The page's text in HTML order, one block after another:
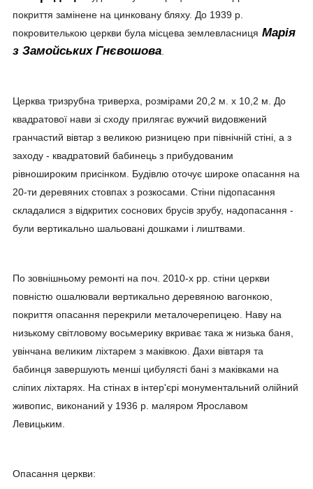
покриття замінене на цинковану бляху. До 1939 р.
покровителькою церкви була місцева землевласниця Марія
з Замойських Гнєвошова.
Церква тризрубна триверха, розмірами 20,2 м. х 10,2 м. До
квадратової нави зі сходу прилягає вужчий видовжений
гранчастий вівтар з великою ризницею при північній стіні, а з
заходу - квадратовий бабинець з прибудованим
рівношироким присінком. Будівлю оточує широке опасання на
20-ти деревяних стовпах з розкосами. Стіни підопасання
складалися з відкритих соснових брусів зрубу, надопасання -
були вертикально шальовані дошками і лиштвами.
По зовнішньому ремонті на поч. 2010-х рр. стіни церкви
повністю ошалювали вертикально деревяною вагонкою,
покриття опасання перекрили металочерепицею. Наву на
низькому світловому восьмерику вкриває така ж низька баня,
увінчана великим ліхтарем з маківкою. Дахи вівтаря та
бабинця завершують менші цибулясті бані з маківками на
сліпих ліхтарях. На стінах в інтер'єрі монументальний олійний
живопис, виконаний у 1936 р. маляром Ярославом
Левицьким.
Опасання церкви: